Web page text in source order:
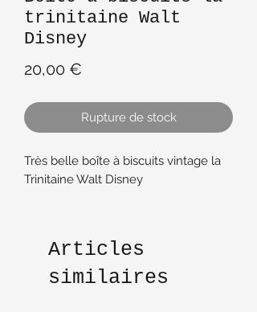
trinitaine Walt
Disney
20,00 €
Rupture de stock
Très belle boîte à biscuits vintage la
Trinitaine Walt Disney
Articles
similaires